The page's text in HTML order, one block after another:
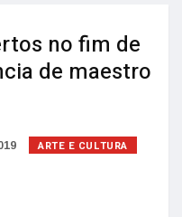
no fim de
de maestro
ARTE E CULTURA